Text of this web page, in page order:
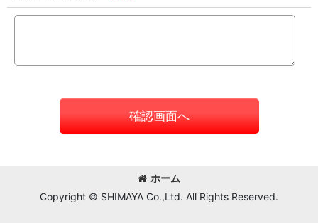
確認画面へ
ホーム
Copyright © SHIMAYA Co.,Ltd. All Rights Reserved.